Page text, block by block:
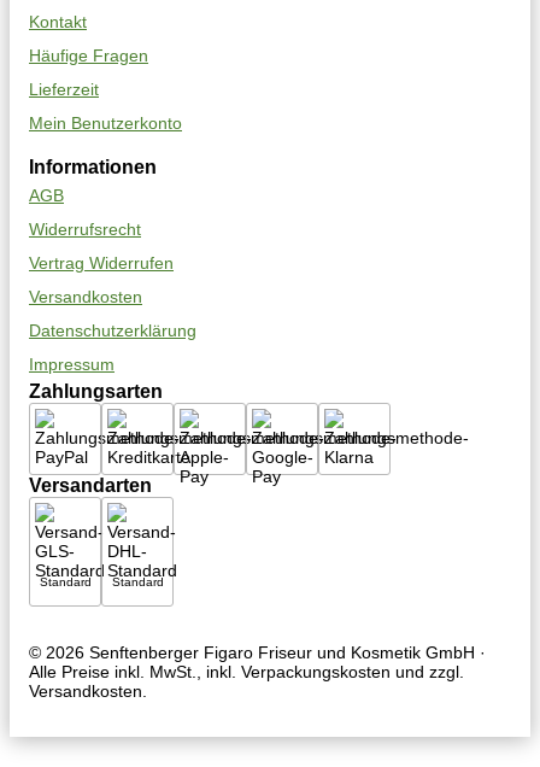
Kontakt
Häufige Fragen
Lieferzeit
Mein Benutzerkonto
Informationen
AGB
Widerrufsrecht
Vertrag Widerrufen
Versandkosten
Datenschutzerklärung
Impressum
Zahlungsarten
Versandarten
Standard Standard
© 2026 Senftenberger Figaro Friseur und Kosmetik GmbH ·
Alle Preise inkl. MwSt., inkl. Verpackungskosten und zzgl.
Versandkosten.